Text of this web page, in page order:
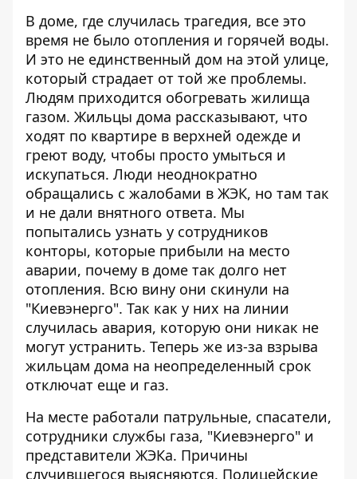
В доме, где случилась трагедия, все это
время не было отопления и горячей воды.
И это не единственный дом на этой улице,
который страдает от той же проблемы.
Людям приходится обогревать жилища
газом. Жильцы дома рассказывают, что
ходят по квартире в верхней одежде и
греют воду, чтобы просто умыться и
искупаться. Люди неоднократно
обращались с жалобами в ЖЭК, но там так
и не дали внятного ответа. Мы
попытались узнать у сотрудников
конторы, которые прибыли на место
аварии, почему в доме так долго нет
отопления. Всю вину они скинули на
"Киевэнерго". Так как у них на линии
случилась авария, которую они никак не
могут устранить. Теперь же из-за взрыва
жильцам дома на неопределенный срок
отключат еще и газ.
На месте работали патрульные, спасатели,
сотрудники службы газа, "Киевэнерго" и
представители ЖЭКа. Причины
случившегося выясняются. Полицейские